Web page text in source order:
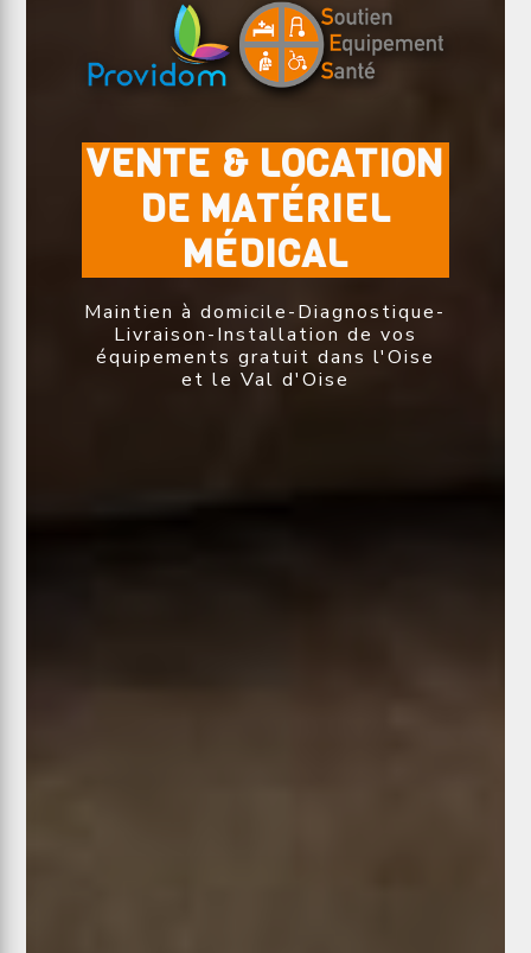
VENTE & LOCATION
DE MATÉRIEL
MÉDICAL
Maintien à domicile-Diagnostique-
Livraison-Installation de vos
équipements gratuit dans l'Oise
et le Val d'Oise